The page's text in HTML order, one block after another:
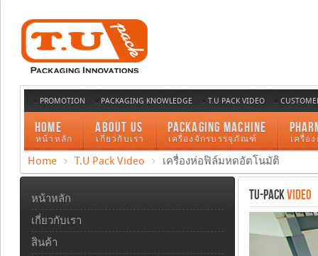
PROMOTION PACKAGING KNOWLEDGE T.U PACK VIDEO
HOME
หน้าหลัก
ABOUT US
เกี่ยวกับเรา
PACKAGING MACHINE
เครื่องจักรบรรจุภัณฑ์ เครื่อ
Home T.U Pack Video เครื่องห่อฟิล์มหดอัตโนมัติ
TU-PACKVIDEO
หน้าหลัก
เกี่ยวกับเรา
สินค้า